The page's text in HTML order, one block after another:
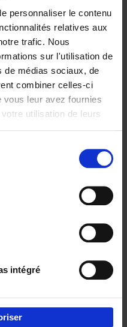
personnaliser le contenu
relatives aux
trafic. Nous
sur l'utilisation de
de médias sociaux, de
combiner celles-ci
leur avez fournies
utilisation de leurs
intégré
= Building
De Feyter
Carolien Boom
2025 200
like a PRO -
revised edition (EN)